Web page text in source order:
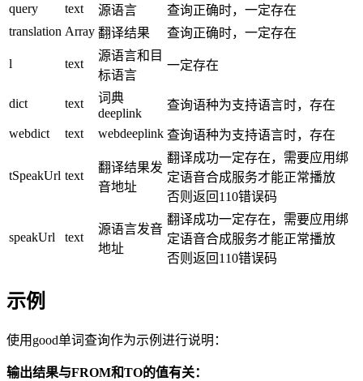
query
text 源语言
查询正确时，一定存在
translation Array 翻译结果 查询正确时，一定存在
l text
源语言和目
标语言
一定存在
dict text
词典
deeplink
查询语种为支持语言时，存在
webdict text webdeeplink 查询语种为支持语言时，存在
tSpeakUrl text
翻译结果发
音地址
翻译成功一定存在，需要应用绑
定语音合成服务才能正常播放
否则返回110错误码
speakUrl text
源语言发音
地址
翻译成功一定存在，需要应用绑
定语音合成服务才能正常播放
否则返回110错误码
示例
使用good单词查询作为示例进行说明：
输出结果与FROM和TO的值有关：